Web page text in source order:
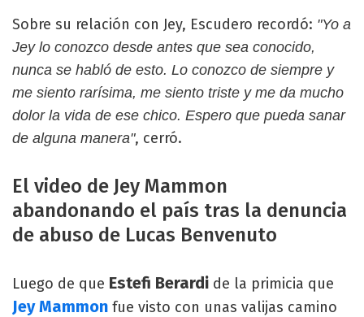
Sobre su relación con Jey, Escudero recordó: "Yo a
Jey lo conozco desde antes que sea conocido,
nunca se habló de esto. Lo conozco de siempre y
me siento rarísima, me siento triste y me da mucho
dolor la vida de ese chico. Espero que pueda sanar
de alguna manera", cerró.
El video de Jey Mammon
abandonando el país tras la denuncia
de abuso de Lucas Benvenuto
Luego de que Estefi Berardi de la primicia que
Jey Mammon fue visto con unas valijas camino